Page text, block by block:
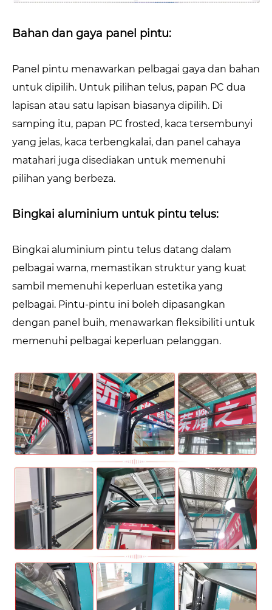
Bahan dan gaya panel pintu:
Panel pintu menawarkan pelbagai gaya dan bahan
untuk dipilih. Untuk pilihan telus, papan PC dua
lapisan atau satu lapisan biasanya dipilih. Di
samping itu, papan PC frosted, kaca tersembunyi
yang jelas, kaca terbengkalai, dan panel cahaya
matahari juga disediakan untuk memenuhi
pilihan yang berbeza.
Bingkai aluminium untuk pintu telus:
Bingkai aluminium pintu telus datang dalam
pelbagai warna, memastikan struktur yang kuat
sambil memenuhi keperluan estetika yang
pelbagai. Pintu-pintu ini boleh dipasangkan
dengan panel buih, menawarkan fleksibiliti untuk
memenuhi pelbagai keperluan pelanggan.